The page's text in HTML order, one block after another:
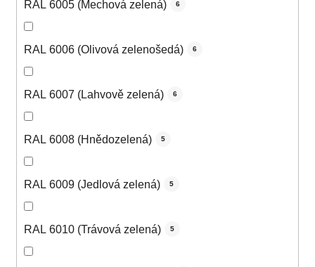
RAL 6005 (Mechová zelená) 6
RAL 6006 (Olivová zelenošedá) 6
RAL 6007 (Lahvově zelená) 6
RAL 6008 (Hnědozelená) 5
RAL 6009 (Jedlová zelená) 5
RAL 6010 (Trávová zelená) 5